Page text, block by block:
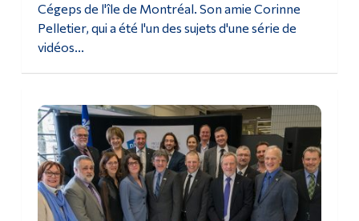
Cégeps de l'île de Montréal. Son amie Corinne
Pelletier, qui a été l'un des sujets d'une série de
vidéos...